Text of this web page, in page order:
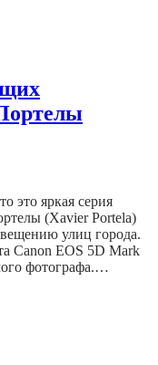
это яркая серия
(Xavier Portela)
улиц города.
Canon EOS 5D Mark
фотографа.…